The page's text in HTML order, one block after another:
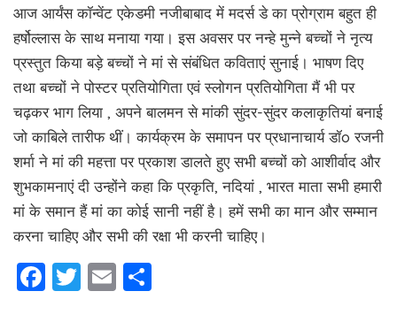
आज आर्यंस कॉन्वेंट एकेडमी नजीबाबाद में मदर्स डे का प्रोग्राम बहुत ही
हर्षोल्लास के साथ मनाया गया। इस अवसर पर नन्हे मुन्ने बच्चों ने नृत्य
प्रस्तुत किया बड़े बच्चों ने मां से संबंधित कविताएं सुनाई। भाषण दिए
तथा बच्चों ने पोस्टर प्रतियोगिता एवं स्लोगन प्रतियोगिता मैं भी पर
चढ़कर भाग लिया , अपने बालमन से मांकी सुंदर-सुंदर कलाकृतियां बनाई
जो काबिले तारीफ थीं। कार्यक्रम के समापन पर प्रधानाचार्य डॉo रजनी
शर्मा ने मां की महत्ता पर प्रकाश डालते हुए सभी बच्चों को आशीर्वाद और
शुभकामनाएं दी उन्होंने कहा कि प्रकृति, नदियां , भारत माता सभी हमारी
मां के समान हैं मां का कोई सानी नहीं है। हमें सभी का मान और सम्मान
करना चाहिए और सभी की रक्षा भी करनी चाहिए।
Facebook
Twitter
Email